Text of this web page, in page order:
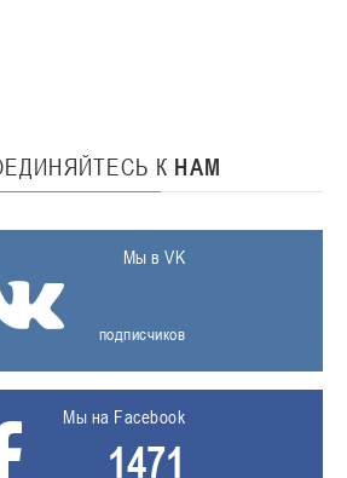
К НАМ
Мы в VK
подписчиков
Мы на Facebook
1471